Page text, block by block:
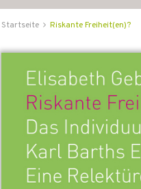
Startseite Riskante Freiheit(en)?